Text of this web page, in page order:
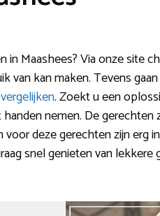
Maashees? Via onze site
van kan maken. Tevens
. Zoekt u een
nemen. De gerechten
deze gerechten zijn erg
snel genieten van